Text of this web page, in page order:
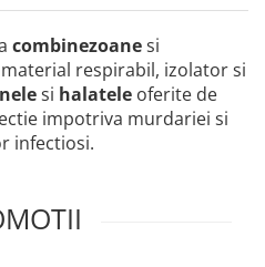
combinezoanesi
respirabil, izolator si
si halatele oferite de
impotriva murdariei si
infectiosi.